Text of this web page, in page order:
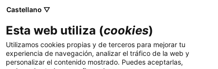
Entradas
ENG
FRA
ESP
Castellano ▽
Esta web utiliza (cookies)
Utilizamos cookies propias y de terceros para mejorar tu
experiencia de navegación, analizar el tráfico de la web y
personalizar el contenido mostrado. Puedes aceptarlas,